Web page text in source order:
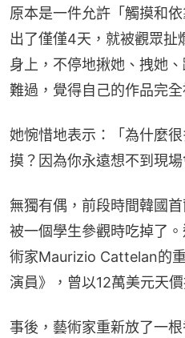
原本是一件允許「觸摸和
出了僅僅4天，就被觀眾扯
身上，不停地揪她、拽她
難過，覺得自己的作品完全
她惋惜地表示：「為什麼
摸？因為你永遠想不到現場
無獨有偶，前段時間韓國
被一個學生參觀時吃掉了
術家Maurizio Cattelan的
演員》，曾以12萬美元天價
事後，藝術家重新放了一